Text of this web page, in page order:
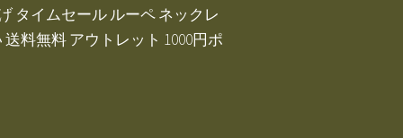
タイムセール ルーペ ネックレ
料無料 アウトレット 1000円ポ